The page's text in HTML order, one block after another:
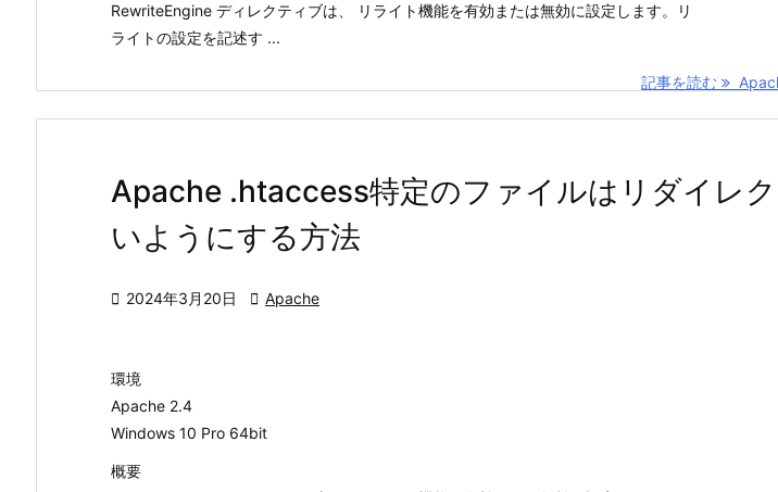
RewriteEngine ディレクティブは、 リライト機能を有効または無効に設定します。リ
ライトの設定を記述す ...
記事を読む
Apache .htaccess特定のファイルはリダイレ
いようにする方法
 2024年3月20日  Apache
環境
Apache 2.4
Windows 10 Pro 64bit
概要